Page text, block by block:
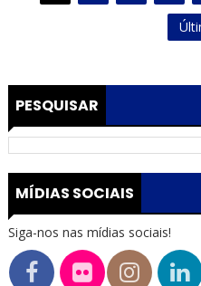
PESQUISAR
MÍDIAS SOCIAIS
Siga-nos nas mídias sociais!